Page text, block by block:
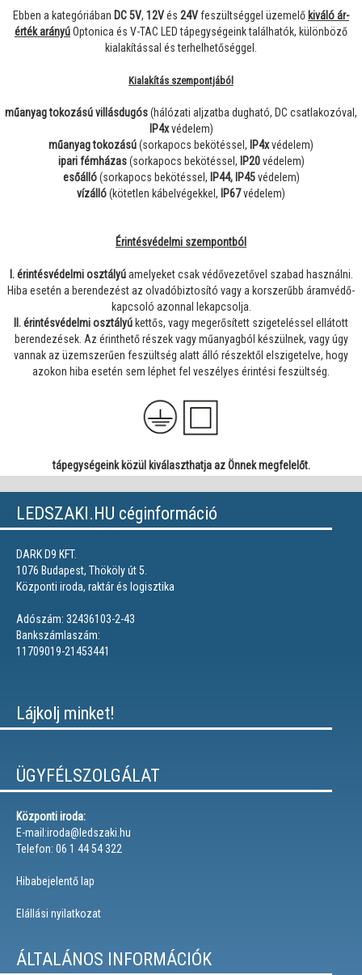
Ebben a kategóriában DC 5V, 12Vés 24Vfeszültséggel üzemelő kiváló ár-
érték arányúOptonica és V-TAC LED tápegységeink találhatók, különböző
kialakítással és terhelhetőséggel.
Kialakítás szempontjából
műanyag tokozásúvillásdugós(hálózati aljzatba dugható, DC csatlakozóval,
IP4xvédelem)
műanyag tokozású(sorkapocs bekötéssel, IP4xvédelem)
ipari fémházas(sorkapocs bekötéssel, IP20védelem)
esőálló(sorkapocs bekötéssel, IP44, IP45védelem)
vízálló(kötetlen kábelvégekkel, IP67védelem)
Érintésvédelmi szempontból
I. érintésvédelmi osztályúamelyeket csak védővezetővel szabad használni.
Hiba esetén a berendezést az olvadóbiztosító vagy a korszerűbb áramvédő-
kapcsoló azonnal lekapcsolja.
II. érintésvédelmi osztályú kettős, vagy megerősített szigeteléssel ellátott
berendezések. Az érinthető részek vagy műanyagból készülnek, vagy úgy
vannak az üzemszerűen feszültség alatt álló részektől elszigetelve, hogy
azokon hiba esetén sem léphet fel veszélyes érintési feszültség.
tápegységeink közül kiválaszthatja az Önnek megfelelőt.
LEDSZAKI.HU céginformáció
DARK D9 KFT.
1076 Budapest, Thököly út 5.
Központi iroda, raktár és logisztika
Adószám: 32436103-2-43
Bankszámlaszám:
11709019-21453441
Lájkolj minket!
ÜGYFÉLSZOLGÁLAT
Központi iroda:
E-mail:iroda@ledszaki.hu
Telefon: 06 1 44 54 322
Hibabejelentő lap
Elállási nyilatkozat
ÁLTALÁNOS INFORMÁCIÓK